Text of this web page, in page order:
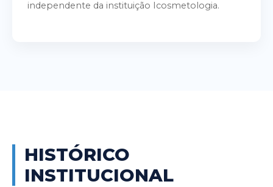
independente da instituição Icosmetologia.
HISTÓRICO
INSTITUCIONAL